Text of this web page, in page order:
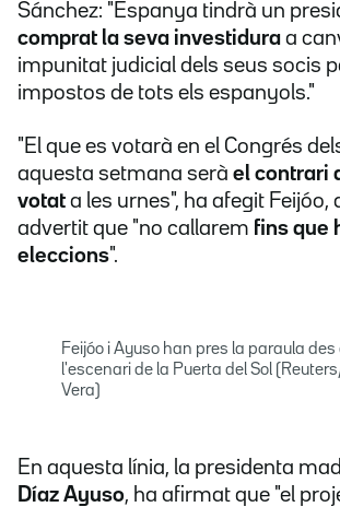
Sánchez: "Espanya tindrà un
comprat la seva investidura a
impunitat judicial dels seus socis
impostos de tots els espanyols."
"El que es votarà en el Congrés
aquesta setmana serà el contrari
votat a les urnes", ha afegit Feijóo,
advertit que "no callarem fins que
eleccions".
Feijóo i Ayuso han pres la paraula des
l'escenari de la Puerta del Sol
Vera)
En aquesta línia, la presidenta
Díaz Ayuso, ha afirmat que "el